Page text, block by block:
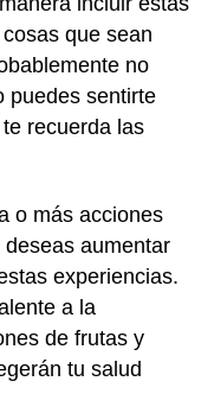
que sean
no
puedes sentirte
recuerda las
o más acciones
aumentar
experiencias.
a la
de frutas y
tu salud